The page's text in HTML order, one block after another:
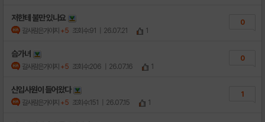
저한테 불만 있나요
갈사람은가야지 +5 조회수:91 | 26.07.21 1
0
슴가녀
갈사람은가야지 +5 조회수:206 | 26.07.16 1
0
신입사원이 들어왔다
갈사람은가야지 +5 조회수:151 | 26.07.15 1
1